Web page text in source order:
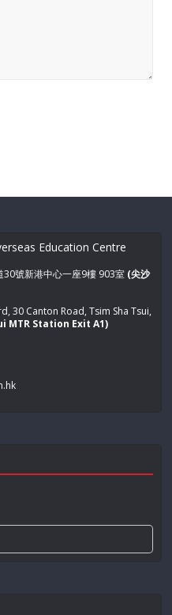
Education Centre
30號新港中心一座9樓 903室 (尖沙
30 Canton Road, Tsim Sha Tsui,
MTR Station Exit A1)